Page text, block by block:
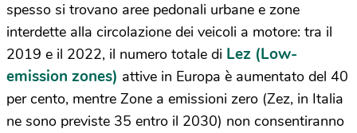
spesso si trovano aree pedonali urbane e zone
interdette alla circolazione dei veicoli a motore: tra il
2019 e il 2022, il numero totale di Lez (Low-
emission zones) attive in Europa è aumentato del 40
per cento, mentre Zone a emissioni zero (Zez, in Italia
ne sono previste 35 entro il 2030) non consentiranno